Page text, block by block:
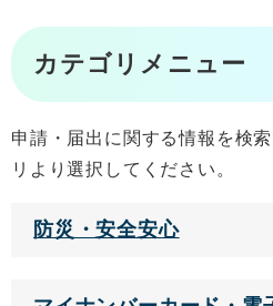
カテゴリメニュー
申請・届出に関する情報を検
リより選択してください。
防災・安全安心